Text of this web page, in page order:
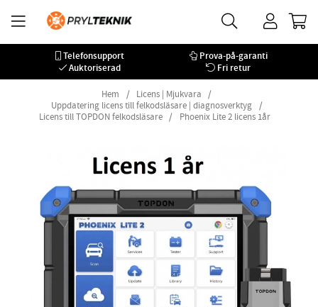
Telefonsupport
Prova-på-garanti
Auktoriserad
Fri retur
Hem
Licens | Mjukvara
Uppdatering licens till felkodsläsare | diagnosverktyg
Licens till TOPDON felkodsläsare
Phoenix Lite 2 licens 1år